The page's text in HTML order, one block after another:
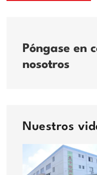
Póngase en
nosotros
Nuestros